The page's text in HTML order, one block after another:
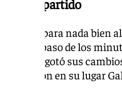
del partido
no sentó para nada bien
con el paso de los
agotó sus
Salieron en su lugar